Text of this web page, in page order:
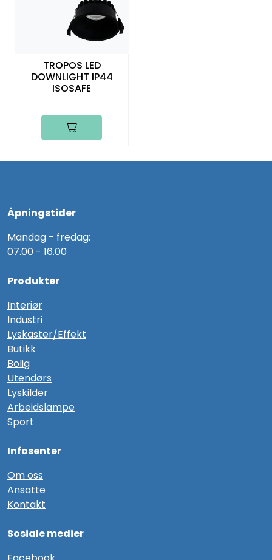
TROPOS LED
DOWNLIGHT IP44
ISOSAFE
Åpningstider
Mandag - fredag:
07.00 - 16.00
Produkter
Interiør
Industri
Lyskaster/Effekt
Butikk
Bolig
Utendørs
Lyskilder
Arbeidslampe
Sport
Infosenter
Om oss
Ansatte
Kontakt
Sosiale medier